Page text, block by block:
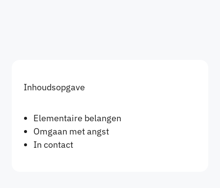
Inhoudsopgave
Elementaire belangen
Omgaan met angst
In contact